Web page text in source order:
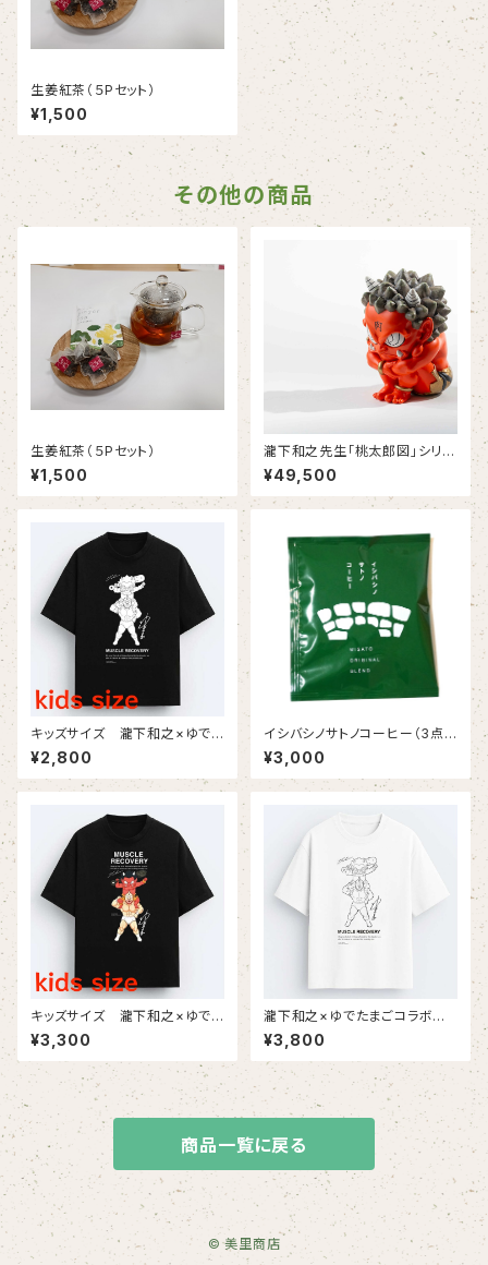
生姜紅茶（５Pセット）
¥1,500
その他の商品
生姜紅茶（５Pセット）
¥1,500
瀧下和之先生「桃太郎図」シリー
ズ 額に「肉」の赤鬼フィギュ
ア 美里町豪雨災害チャリティ
第３弾！（4月発送）
¥49,500
キッズサイズ 瀧下和之×ゆでた
まごコラボチャリティTシャツ（黒
生地にモノクロプリント）
¥2,800
イシバシノサトノコーヒー（3点
掛けドリップバック １０個セッ
ト）ー送料込ー
¥3,000
キッズサイズ 瀧下和之×ゆでた
まごコラボチャリティTシャツ（黒
生地にフルカラープリント）
¥3,300
瀧下和之×ゆでたまごコラボチャ
リティTシャツ（白生地にモノク
ロプリント）
¥3,800
商品一覧に戻る
© 美里商店